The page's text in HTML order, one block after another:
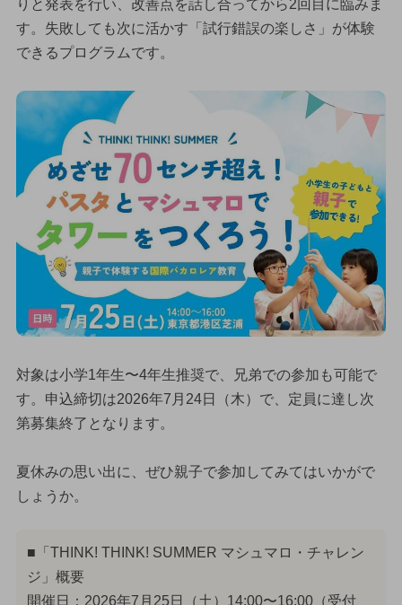
りと発表を行い、改善点を話し合ってから2回目に臨みま
す。失敗しても次に活かす「試行錯誤の楽しさ」が体験
できるプログラムです。
対象は小学1年生〜4年生推奨で、兄弟での参加も可能で
す。申込締切は2026年7月24日（木）で、定員に達し次
第募集終了となります。
夏休みの思い出に、ぜひ親子で参加してみてはいかがで
しょうか。
■「THINK! THINK! SUMMER マシュマロ・チャレン
ジ」概要
開催日：2026年7月25日（土）14:00〜16:00（受付